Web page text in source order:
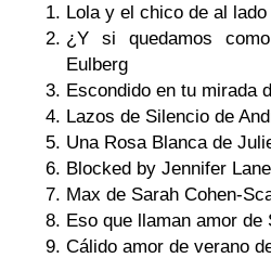
Lola y el chico de al
¿Y si quedamos
Eulberg
Escondido en tu mirada
Lazos de Silencio de
Una Rosa Blanca de
Blocked by Jennifer Lane
Max de Sarah Cohen-
Eso que llaman amor de
Cálido amor de verano